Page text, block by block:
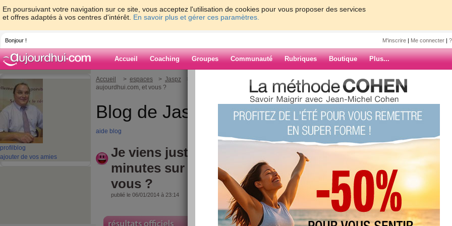
En poursuivant votre navigation sur ce site, vous acceptez l'utilisation de cookies pour vous proposer des services
et offres adaptés à vos centres d'intérêt. En savoir plus et gérer ces paramètres.
Bonjour ! M'inscrire | Me connecter |
Accueil Coaching Groupes Communauté Rubriques Boutique Plus...
profil blog
ajouter de vos amies
Accueil > espaces > Jaspz
> Je viens juste de me relaxer 2 minutes sur
aujourdhui.com, et vous ?
Blog de Jaspz
aide blog
Je viens juste de me relaxer 2
minutes sur aujourdhui.com, et
vous ?
publié le 06/01/2014 à 23:14
ARCHIVES